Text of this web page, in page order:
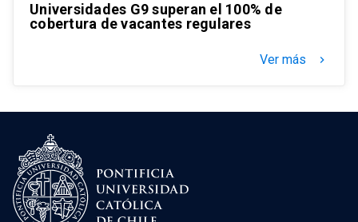
Universidades G9 superan el 100% de
cobertura de vacantes regulares
Ver más keyboard_arrow_right